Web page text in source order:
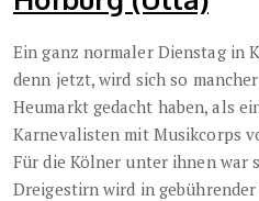
Ein ganz normaler Dienstag in
denn jetzt, wird sich so
Heumarkt gedacht haben, als
Karnevalisten mit Musikcorps
Für die Kölner unter ihnen war
Dreigestirn wird in